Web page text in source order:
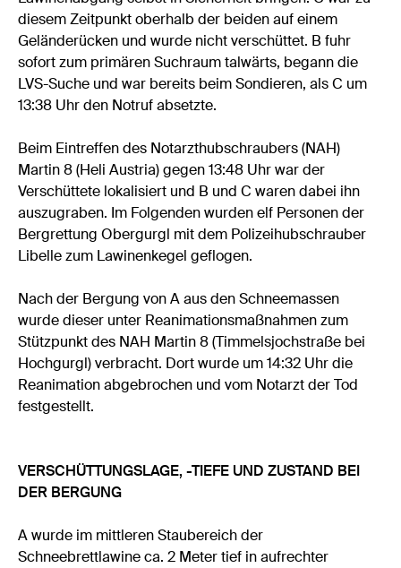
diesem Zeitpunkt oberhalb der beiden auf einem
Geländerücken und wurde nicht verschüttet. B fuhr
sofort zum primären Suchraum talwärts, begann die
LVS-Suche und war bereits beim Sondieren, als C um
13:38 Uhr den Notruf absetzte.
Beim Eintreffen des Notarzthubschraubers (NAH)
Martin 8 (Heli Austria) gegen 13:48 Uhr war der
Verschüttete lokalisiert und B und C waren dabei ihn
auszugraben. Im Folgenden wurden elf Personen der
Bergrettung Obergurgl mit dem Polizeihubschrauber
Libelle zum Lawinenkegel geflogen.
Nach der Bergung von A aus den Schneemassen
wurde dieser unter Reanimationsmaßnahmen zum
Stützpunkt des NAH Martin 8 (Timmelsjochstraße bei
Hochgurgl) verbracht. Dort wurde um 14:32 Uhr die
Reanimation abgebrochen und vom Notarzt der Tod
festgestellt.
VERSCHÜTTUNGSLAGE, -TIEFE UND ZUSTAND BEI
DER BERGUNG
A wurde im mittleren Staubereich der
Schneebrettlawine ca. 2 Meter tief in aufrechter